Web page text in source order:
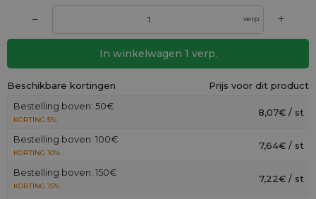
– verp. +
In winkelwagen 1 verp.
Beschikbare kortingen
Prijs voor dit product
Bestelling boven: 50€
KORTING 5%
8,07€ / st
Bestelling boven: 100€
KORTING 10%
7,64€ / st
Bestelling boven: 150€
KORTING 15%
7,22€ / st